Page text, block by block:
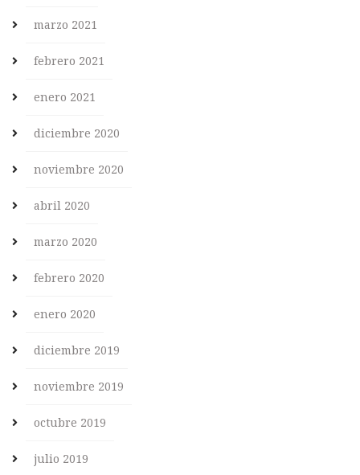
marzo 2021
febrero 2021
enero 2021
diciembre 2020
noviembre 2020
abril 2020
marzo 2020
febrero 2020
enero 2020
diciembre 2019
noviembre 2019
octubre 2019
julio 2019